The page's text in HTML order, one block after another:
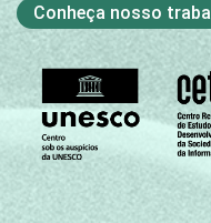
1Base
já acessaram
2O critério
em
família e a
domésticos,
Conheça nosso